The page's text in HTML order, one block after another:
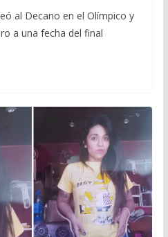
al Decano en el Olímpico y
a una fecha del final